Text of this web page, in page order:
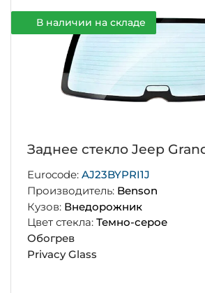
В наличии на складе
Заднее стекло Jeep
Eurocode: AJ23BYPRI1J
Производитель: Benson
Кузов: Внедорожник
Цвет стекла: Темно-серое
Обогрев
Privacy Glass